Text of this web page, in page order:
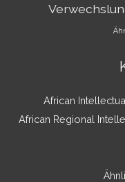
African
African Regional